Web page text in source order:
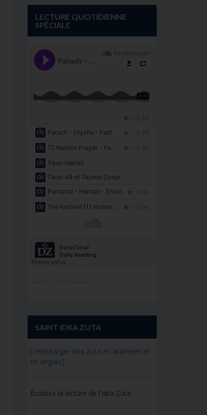
LECTURE QUOTIDIENNE
SPÉCIALE
SAINT IDRA ZUTA
[ télécharger Idra Zuta en araméen et
en anglais]
Écoutez la lecture de l'Idra Zuta